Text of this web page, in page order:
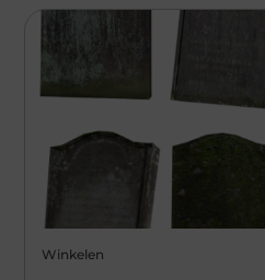
Winkelen